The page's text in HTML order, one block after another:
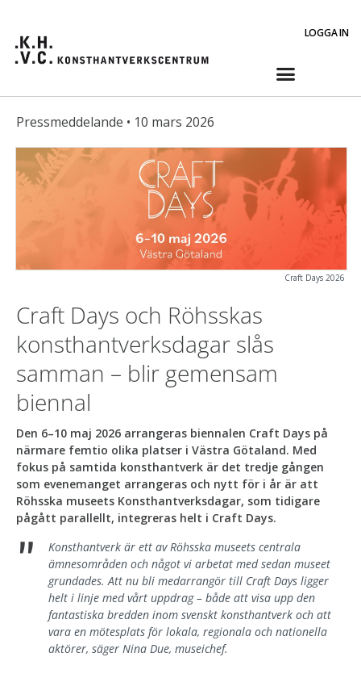
LOGGA IN
Pressmeddelande • 10 mars 2026
Craft Days 2026
Craft Days och Röhsskas
konsthantverksdagar slås
samman – blir gemensam
biennal
Den 6–10 maj 2026 arrangeras biennalen Craft Days på
närmare femtio olika platser i Västra Götaland. Med
fokus på samtida konsthantverk är det tredje gången
som evenemanget arrangeras och nytt för i år är att
Röhsska museets Konsthantverksdagar, som tidigare
pågått parallellt, integreras helt i Craft Days.
"
Konsthantverk är ett av Röhsska museets centrala
ämnesområden och något vi arbetat med sedan museet
grundades. Att nu bli medarrangör till Craft Days ligger
helt i linje med vårt uppdrag – både att visa upp den
fantastiska bredden inom svenskt konsthantverk och att
vara en mötesplats för lokala, regionala och nationella
aktörer, säger Nina Due, museichef.